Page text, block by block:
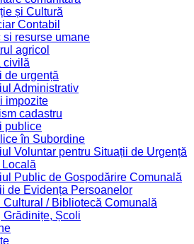
și Cultură
Contabil
si resurse umane
agricol
civilă
de urgență
Administrativ
impozite
cadastru
publice
în Subordine
Voluntar pentru Situații de Urgență
Public de Gospodărire Comunală
de Evidența Persoanelor
Cultural / Bibliotecă Comunală
Grădinițe, Școli